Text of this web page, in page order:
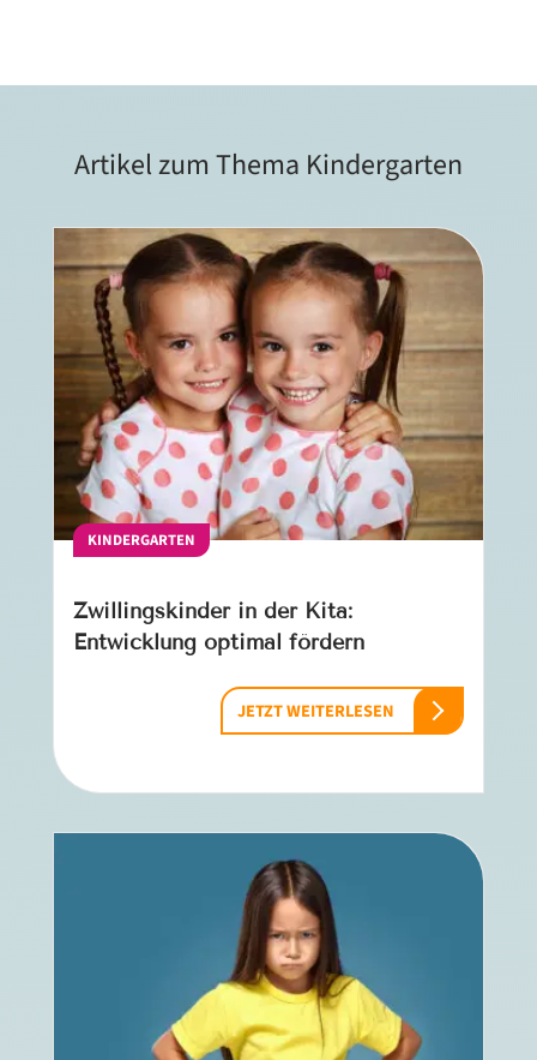
Artikel zum Thema Kindergarten
KINDERGARTEN
Zwillingskinder in der Kita:
Entwicklung optimal fördern
JETZT WEITERLESEN